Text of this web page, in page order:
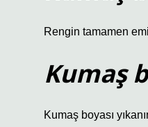
Rengin tamamen
Kumaş
Kumaş boyası